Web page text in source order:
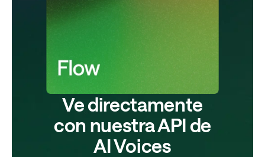
Ve directamente
con nuestra API de
AI Voices